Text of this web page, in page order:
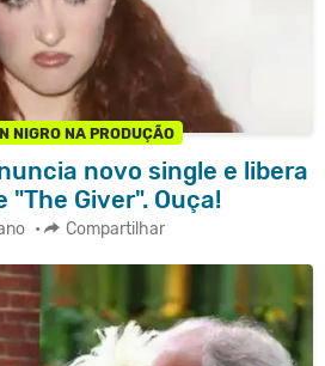
NIGRO NA PRODUÇÃO
novo single e libera
"The Giver". Ouça!
• Compartilhar